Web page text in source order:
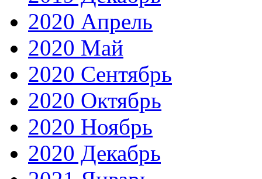
2020 Апрель
2020 Май
2020 Сентябрь
2020 Октябрь
2020 Ноябрь
2020 Декабрь